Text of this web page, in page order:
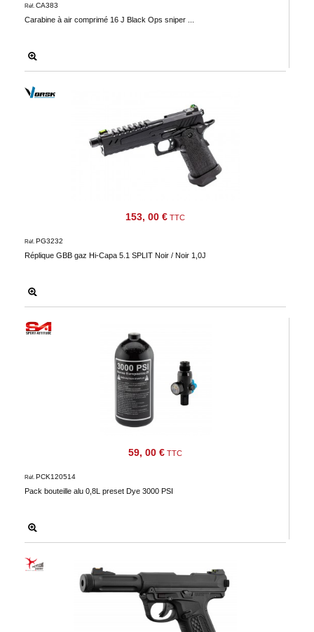
Carabine à air comprimé 16 J Black Ops sniper ...
Réf. CA383
153, 00 € TTC
Réplique GBB gaz Hi-Capa 5.1 SPLIT Noir / Noir 1,0J
Réf. PG3232
59, 00 € TTC
Pack bouteille alu 0,8L preset Dye 3000 PSI
Réf. PCK120514